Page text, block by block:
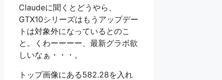
Claudeに聞くとどうやら、
GTX10シリーズはもうアップデー
トは対象外になっているとのこ
と。くわーーーー、最新グラボ欲
しいなぁ・・・。
トップ画像にある582.28を入れ